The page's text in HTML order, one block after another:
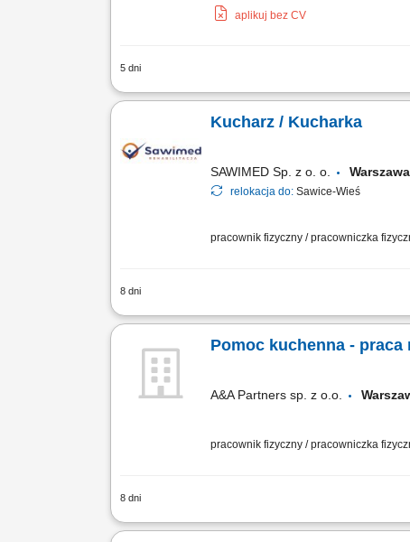
aplikuj bez CV
5 dni
Wymagania: Doświadczenie w kuchni
Kucharz / Kucharka
SAWIMED Sp. z o. o. Warszawa
relokacja do: Sawice-Wieś
pracownik fizyczny / pracowniczka
8 dni
Zakres prac: Przygotowanie posiłków
Pomoc kuchenna - praca
A&A Partners sp. z o.o.
pracownik fizyczny / pracowniczka
8 dni
Obsługa zmywaka oraz dbanie o